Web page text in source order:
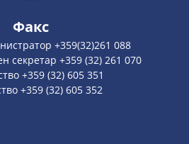
Факс
+359(32)261 088
секретар +359 (32) 261 070
+359 (32) 605 351
+359 (32) 605 352